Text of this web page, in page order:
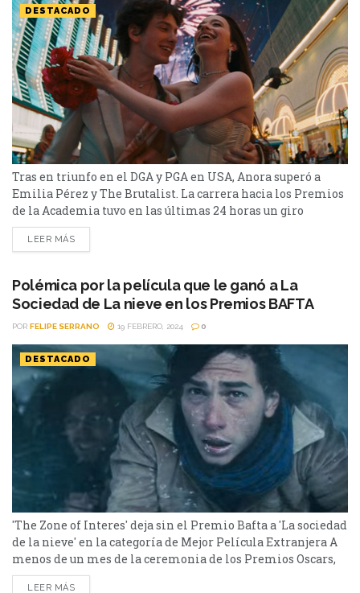
DESTACADO
Tras en triunfo en el DGA y PGA en USA, Anora superó a
Emilia Pérez y The Brutalist. La carrera hacia los Premios
de la Academia tuvo en las últimas 24 horas un giro
inesperado. Este fin de semana, la película "Anora", de Sean
Baker, se alzó con los máximos galardones en las
y Productores (PGA) de Estados Unidos, celebradas en Los...
LEER MÁS
Polémica por la película que le ganó a La
Sociedad de La nieve en los Premios BAFTA
POR FELIPE SERRANO 19 FEBRERO, 2024 0
DESTACADO
'The Zone of Interes' deja sin el Premio Bafta a 'La sociedad
de la nieve' en la categoría de Mejor Película Extranjera A
menos de un mes de la ceremonia de los Premios Oscars,
anoche se llevaron a cabo los británicos Premios BAFTA y
LEER MÁS